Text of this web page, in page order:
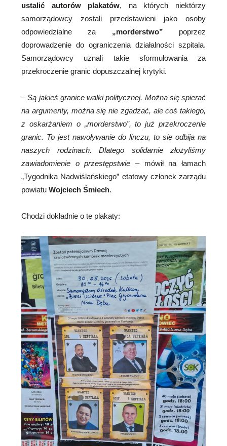
ustalić autorów plakatów, na których niektórzy
samorządowcy zostali przedstawieni jako osoby
odpowiedzialne za „morderstwo” poprzez
doprowadzenie do ograniczenia działalności szpitala.
Samorządowcy uznali takie sformułowania za
przekroczenie granic dopuszczalnej krytyki.
–Są jakieś granice walki politycznej. Można się spierać
na argumenty, można się nie zgadzać, ale coś takiego,
z oskarżaniem o „morderstwo”, to już przekroczenie
granic. To jest nawoływanie do linczu, to się odbija na
naszych rodzinach. Dlatego solidarnie złożyliśmy
zawiadomienie o przestępstwie – mówił na łamach
„Tygodnika Nadwiślańskiego” etatowy członek zarządu
powiatu Wojciech Śmiech.
Chodzi dokładnie o te plakaty: